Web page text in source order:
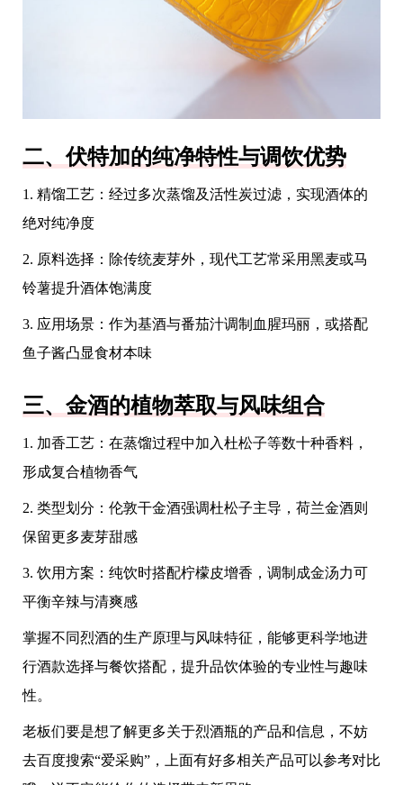
二、伏特加的纯净特性与调饮优势
1. 精馏工艺：经过多次蒸馏及活性炭过滤，实现酒体的
绝对纯净度
2. 原料选择：除传统麦芽外，现代工艺常采用黑麦或马
铃薯提升酒体饱满度
3. 应用场景：作为基酒与番茄汁调制血腥玛丽，或搭配
鱼子酱凸显食材本味
三、金酒的植物萃取与风味组合
1. 加香工艺：在蒸馏过程中加入杜松子等数十种香料，
形成复合植物香气
2. 类型划分：伦敦干金酒强调杜松子主导，荷兰金酒则
保留更多麦芽甜感
3. 饮用方案：纯饮时搭配柠檬皮增香，调制成金汤力可
平衡辛辣与清爽感
掌握不同烈酒的生产原理与风味特征，能够更科学地进
行酒款选择与餐饮搭配，提升品饮体验的专业性与趣味
性。
老板们要是想了解更多关于烈酒瓶的产品和信息，不妨
去百度搜索“爱采购”，上面有好多相关产品可以参考对比